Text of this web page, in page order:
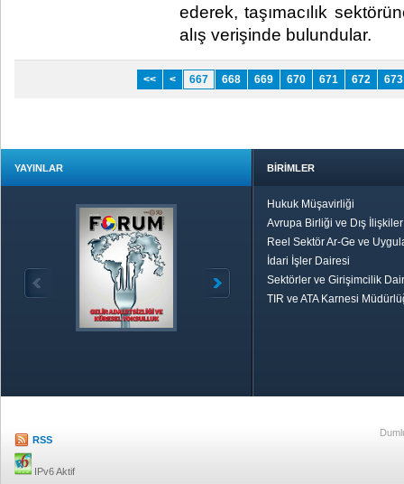
ederek, taşımacılık
alış verişinde bulundular.​
<< < 667 668 669 670 671 672 673
YAYINLAR BİRİMLER
Hukuk Müşavirliği
Avrupa Birliği ve Dış
Reel Sektör Ar-Ge ve
İdari İşler Dairesi
Sektörler ve Girişimcilik
TIR ve ATA Karnesi
RSS
IPv6 Aktif